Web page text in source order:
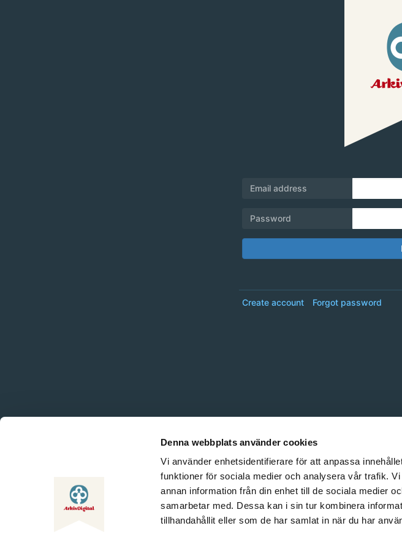
Denna webbplats använder cookies
Vi använder enhetsidentifierare för att anpassa
funktioner för sociala medier och analysera vår trafik.
annan information från din enhet till de sociala medier
samarbetar med. Dessa kan i sin tur kombinera
tillhandahållit eller som de har samlat in när du har
Email address
Password
Create account Forgot password